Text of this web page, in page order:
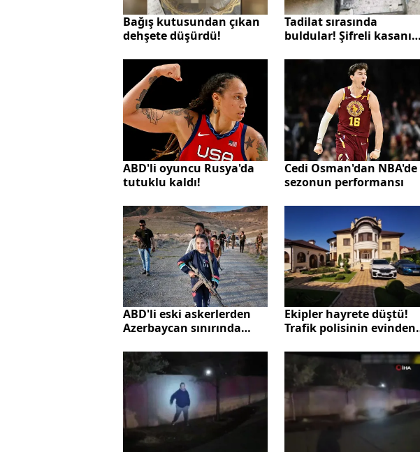
Bağış kutusundan çıkan
dehşete düşürdü!
Tadilat sırasında
buldular! Şifreli kasanın
ABD'li oyuncu Rusya'da
tutuklu kaldı!
Cedi Osman'dan NBA'de
sezonun performansı
ABD'li eski askerlerden
Azerbaycan sınırında
çocuklara gerilla eğitimi
Ekipler hayrete düştü!
Trafik polisinin evinden